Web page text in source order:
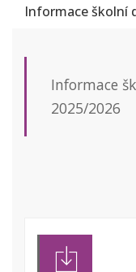
Informace školní
Informace
2025/2026